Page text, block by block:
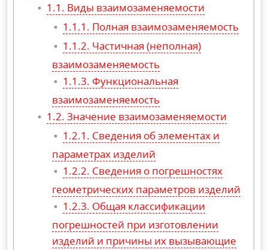
Виды взаимозаменяемости
Полная взаимозаменяемость
Частичная (неполная)
взаимозаменяемость
Функциональная
взаимозаменяемость
Значение взаимозаменяемости
Сведения об элементах и
параметрах изделий
Сведения о погрешностях
геометрических параметров изделий
Общая классификации
погрешностей при изготовлении
изделий и причины их вызывающие